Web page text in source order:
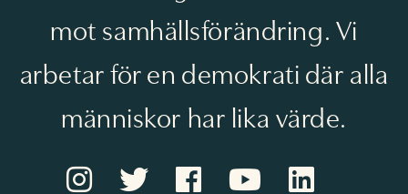
mot samhällsförändring. Vi
arbetar för en demokrati där alla
människor har lika värde.